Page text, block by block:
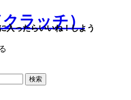
入ったらいいね！しよう